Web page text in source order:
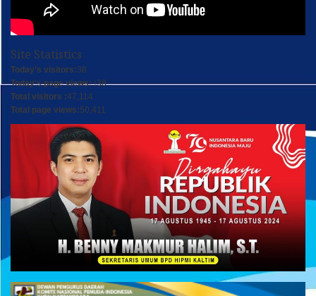
Site Statistics
Today's visitors:38
Today's page views: :38
Total visitors :47,114
Total page views:50,411